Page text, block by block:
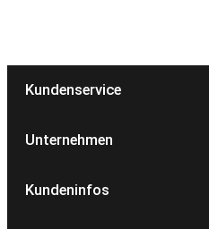
Kundenservice
Unternehmen
Kundeninfos